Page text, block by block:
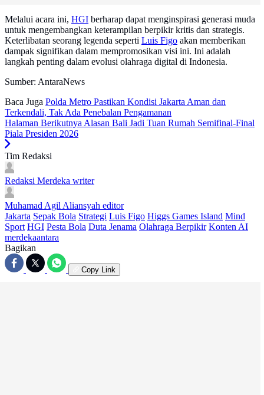
Melalui acara ini, HGI berharap dapat menginspirasi generasi muda
untuk mengembangkan keterampilan berpikir kritis dan strategis.
Keterlibatan seorang legenda seperti Luis Figo akan memberikan
dampak signifikan dalam mempromosikan visi ini. Ini adalah
langkah penting dalam evolusi olahraga digital di Indonesia.
Sumber: AntaraNews
Baca Juga Polda Metro Pastikan Kondisi Jakarta Aman dan
Terkendali, Tak Ada Penebalan Pengamanan
Halaman Berikutnya Alasan Bali Jadi Tuan Rumah Semifinal-Final
Piala Presiden 2026
Tim Redaksi
Redaksi Merdeka writer
Muhamad Agil Aliansyah editor
Jakarta Sepak Bola Strategi Luis Figo Higgs Games Island Mind
Sport HGI Pesta Bola Duta Jenama Olahraga Berpikir Konten AI
merdekaantara
Bagikan
Copy Link